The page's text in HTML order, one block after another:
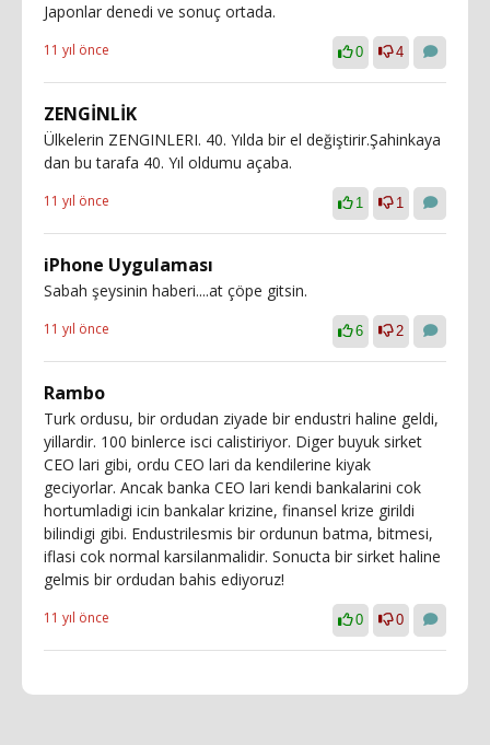
Japonlar denedi ve sonuç ortada.
11 yıl önce 0 4
ZENGİNLİK
Ülkelerin ZENGINLERI. 40. Yılda bir el değiştirir.Şahinkaya
dan bu tarafa 40. Yıl oldumu açaba.
11 yıl önce 1 1
iPhone Uygulaması
Sabah şeysinin haberi....at çöpe gitsin.
11 yıl önce 6 2
Rambo
Turk ordusu, bir ordudan ziyade bir endustri haline geldi,
yillardir. 100 binlerce isci calistiriyor. Diger buyuk sirket
CEO lari gibi, ordu CEO lari da kendilerine kiyak
geciyorlar. Ancak banka CEO lari kendi bankalarini cok
hortumladigi icin bankalar krizine, finansel krize girildi
bilindigi gibi. Endustrilesmis bir ordunun batma, bitmesi,
iflasi cok normal karsilanmalidir. Sonucta bir sirket haline
gelmis bir ordudan bahis ediyoruz!
11 yıl önce 0 0